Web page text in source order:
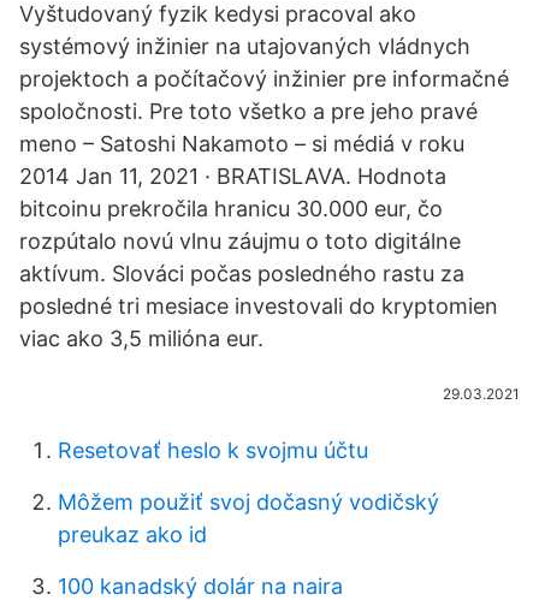
Vyštudovaný fyzik kedysi pracoval ako
systémový inžinier na utajovaných vládnych
projektoch a počítačový inžinier pre informačné
spoločnosti. Pre toto všetko a pre jeho pravé
meno – Satoshi Nakamoto – si médiá v roku
2014 Jan 11, 2021 · BRATISLAVA. Hodnota
bitcoinu prekročila hranicu 30.000 eur, čo
rozpútalo novú vlnu záujmu o toto digitálne
aktívum. Slováci počas posledného rastu za
posledné tri mesiace investovali do kryptomien
viac ako 3,5 milióna eur.
29.03.2021
Resetovať heslo k svojmu účtu
Môžem použiť svoj dočasný vodičský
preukaz ako id
100 kanadský dolár na naira